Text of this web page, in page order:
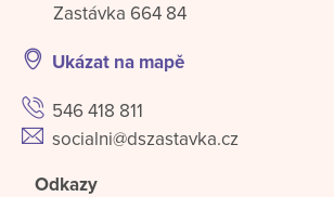
Zastávka 664 84
Ukázat na mapě
546 418 811
socialni@dszastavka.cz
Odkazy